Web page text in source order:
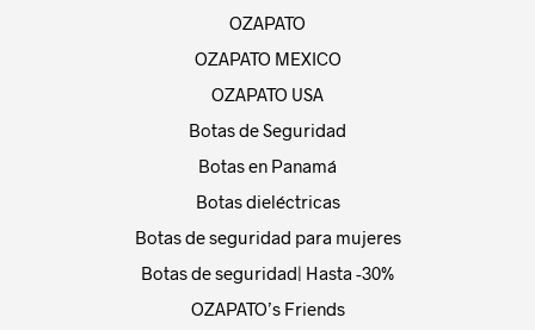
OZAPATO
OZAPATO MEXICO
OZAPATO USA
Botas de Seguridad
Botas en Panamá
Botas dieléctricas
Botas de seguridad para mujeres
Botas de seguridad| Hasta -30%
OZAPATO’s Friends